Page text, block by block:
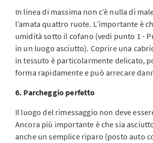
In linea di massima non c’è nulla di
l’amata quattro ruote. L’importante è
umidità sotto il cofano (vedi punto 1 -
in un luogo asciutto). Coprire una
in tessuto è particolarmente delicato,
forma rapidamente e può arrecare
6. Parcheggio perfetto
Il luogo del rimessaggio non deve
Ancora più importante è che sia
anche un semplice riparo (posto auto